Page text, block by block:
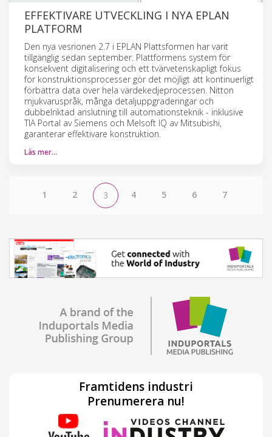
EFFEKTIVARE UTVECKLING I NYA EPLAN
PLATFORM
Den nya vesrionen 2.7 i EPLAN Plattsformen har varit
tillgänglig sedan september. Plattformens system för
konsekvent digitalisering och ett tvärvetenskapligt fokus
för konstruktionsprocesser gör det möjligt att kontinuerligt
förbättra data över hela värdekedjeprocessen. Nitton
mjukvaruspråk, många detaljuppgraderingar och
dubbelriktad anslutning till automationsteknik - inklusive
TIA Portal av Siemens och Melsoft IQ av Mitsubishi,
garanterar effektivare konstruktion.
Läs mer…
1 2 3 4 5 6 7
Framtidens industri
Prenumerera nu!